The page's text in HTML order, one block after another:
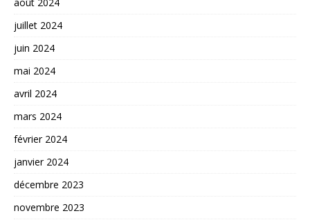
juillet 2024
juin 2024
mai 2024
avril 2024
mars 2024
février 2024
janvier 2024
décembre 2023
novembre 2023